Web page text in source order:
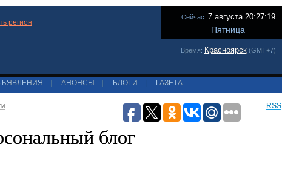
регион
Сейчас: 7 августа 20:27:19
Пятница
Время: Красноярск(GMT+7)
АНОНСЫ БЛОГИ ГАЗЕТА
RSS
блог